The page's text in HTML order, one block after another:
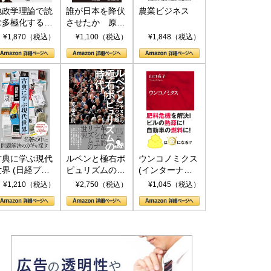
政学理論で読
多極化する世
トランプと
¥1,870（税込）
誰が日本を降伏
させたか 原爆
投下、ソ連参
(PHP新書)
¥1,100（税込）
農業ビジネス
¥1,848（税込）
典に学ぶ現代
界 (日経プレ
アシリーズ)
¥1,210（税込）
ルペンと極右ポ
ピュリズムの時
代：〈ヤヌス〉
¥2,750（税込）
ウンコノミクス
(インターナシ
ョナル新書)
¥1,045（税込）